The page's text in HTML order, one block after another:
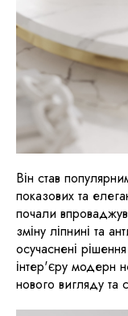
Він став
показових та
почали
зміну ліпнині та
осучаснені
інтер'єру модерн
нового вигляду та